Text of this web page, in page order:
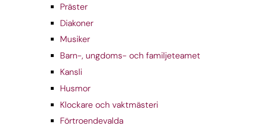
Präster
Diakoner
Musiker
Barn-, ungdoms- och familjeteamet
Kansli
Husmor
Klockare och vaktmästeri
Förtroendevalda